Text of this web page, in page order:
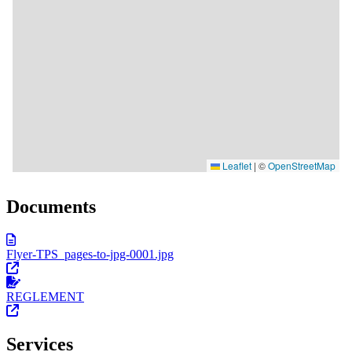
Documents
Flyer-TPS_pages-to-jpg-0001.jpg
REGLEMENT
Services